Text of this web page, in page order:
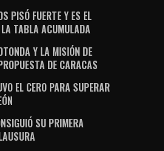
PISÓ FUERTE Y ES EL
LA TABLA ACUMULADA
Y LA MISIÓN DE
DE CARACAS
EL CERO PARA SUPERAR
SU PRIMERA